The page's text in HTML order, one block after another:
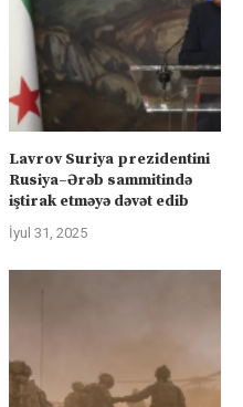
Lavrov Suriya prezidentini
Rusiya–Ərəb sammitində
iştirak etməyə dəvət edib
İyul 31, 2025